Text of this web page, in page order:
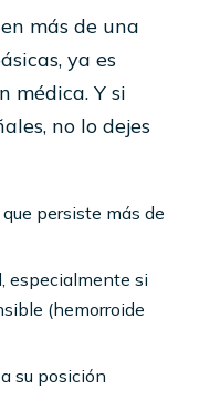
más de una
ya es
médica. Y si
no lo dejes
persiste más de
especialmente si
(hemorroide
su posición